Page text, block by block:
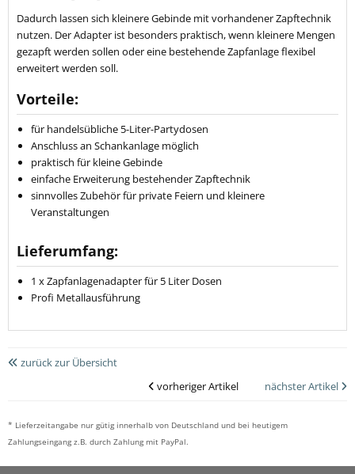
Dadurch lassen sich kleinere Gebinde mit vorhandener Zapftechnik
nutzen. Der Adapter ist besonders praktisch, wenn kleinere Mengen
gezapft werden sollen oder eine bestehende Zapfanlage flexibel
erweitert werden soll.
Vorteile:
für handelsübliche 5-Liter-Partydosen
Anschluss an Schankanlage möglich
praktisch für kleine Gebinde
einfache Erweiterung bestehender Zapftechnik
sinnvolles Zubehör für private Feiern und kleinere
Veranstaltungen
Lieferumfang:
1 x Zapfanlagenadapter für 5 Liter Dosen
Profi Metallausführung
zurück zur Übersicht
vorheriger Artikel
nächster Artikel
* Lieferzeitangabe nur gütig innerhalb von Deutschland und bei heutigem
Zahlungseingang z.B. durch Zahlung mit PayPal.